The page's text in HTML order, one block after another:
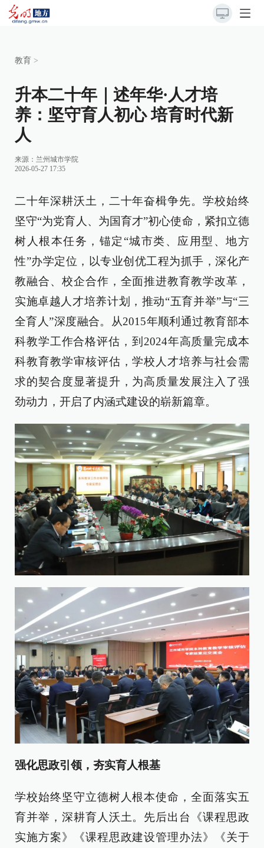
教育 >
升本二十年｜述年华·人才培
养：坚守育人初心 培育时代新
人
来源： 兰州城市学院
2026-05-27 17:35
二十年深耕沃土，二十年奋楫争先。学校始终
坚守“为党育人、为国育才”初心使命，紧扣立德
树人根本任务，锚定“城市类、应用型、地方
性”办学定位，以专业创优工程为抓手，深化产
教融合、校企合作，全面推进教育教学改革，
实施卓越人才培养计划，推动“五育并举”与“三
全育人”深度融合。从2015年顺利通过教育部本
科教学工作合格评估，到2024年高质量完成本
科教育教学审核评估，学校人才培养与社会需
求的契合度显著提升，为高质量发展注入了强
劲动力，开启了内涵式建设的崭新篇章。
强化思政引领，夯实育人根基
学校始终坚守立德树人根本使命，全面落实五
育并举，深耕育人沃土。先后出台《课程思政
实施方案》《课程思政建设管理办法》《关于